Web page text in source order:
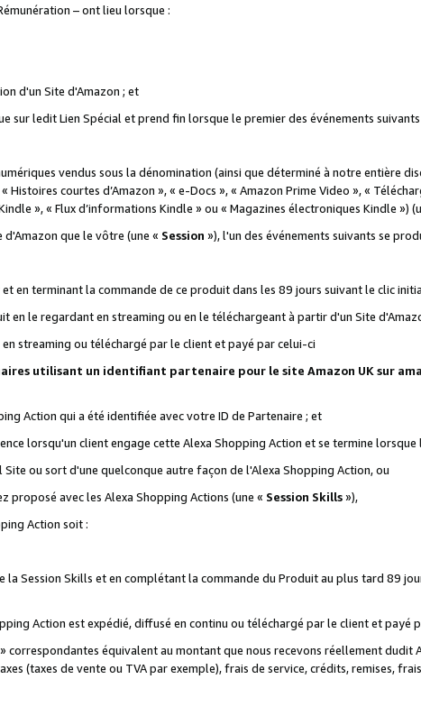
– ont lieu lorsque :
d'un Site d'Amazon ; et
sur ledit Lien Spécial et prend fin lorsque le premier des événements
vendus sous la dénomination (ainsi que déterminé à notre entière
courtes d’Amazon », « e-Docs », « Amazon Prime Video », «
», « Flux d’informations Kindle » ou « Magazines électroniques Kindle »)
que le vôtre (une « Session »), l'un des événements suivants se
terminant la commande de ce produit dans les 89 jours suivant le clic
le regardant en streaming ou en le téléchargeant à partir d'un Site
streaming ou téléchargé par le client et payé par celui-ci
utilisant un identifiant partenaire pour le site Amazon UK sur
Action qui a été identifiée avec votre ID de Partenaire ; et
lorsqu'un client engage cette Alexa Shopping Action et se termine lorsque
ou sort d'une quelconque autre façon de l'Alexa Shopping Action, ou
avec les Alexa Shopping Actions (une « Session Skills»),
Action soit :
Session Skills et en complétant la commande du Produit au plus tard 89
Action est expédié, diffusé en continu ou téléchargé par le client et payé
» correspondantes équivalent au montant que nous recevons réellement dudit
(taxes de vente ou TVA par exemple), frais de service, crédits, remises,